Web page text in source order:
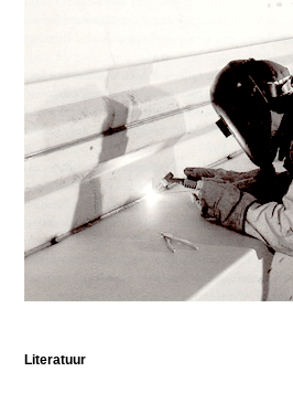
Literatuur